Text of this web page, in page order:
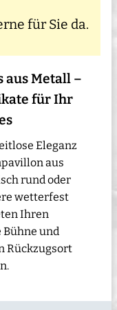
für Sie da.
aus Metall –
für Ihr
Eleganz
aus
rund oder
wetterfest
Ihren
und
Rückzugsort